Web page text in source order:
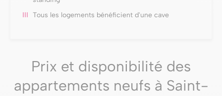
Tous les logements bénéficient d'une cave
Prix et disponibilité des
appartements neufs à Saint-